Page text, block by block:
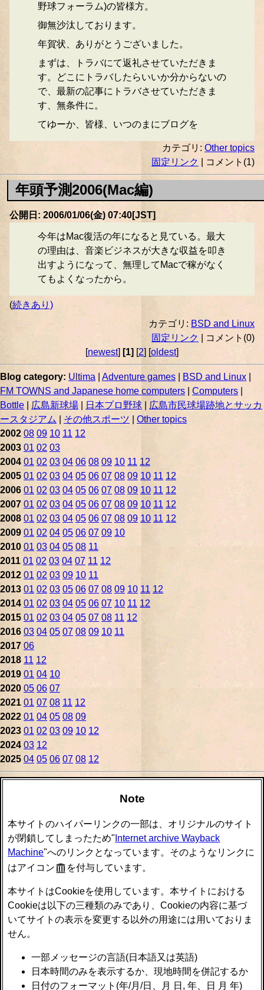
野球フォーラム)の皆様方。
御無沙汰しております。
年賀状、ありがとうございました。
まずは、トラバにて返礼させていただきま
す。どこにトラバしたらいいか分からないの
で、最新の記事にトラバさせていただきま
す、無条件に。
てゆーか、皆様、いつのまにブログを
カテゴリ: Other topics
固定リンク
| コメント(1)
年頭予測2006(Mac編)
公開日: 2006/01/06(金) 07:40[JST]
今年はMac復活の年になると見ている。最大
の理由は、音楽ビジネスが大きな収益を叩き
出すようになって、無理してMacで稼がなく
てもよくなったから。
(続きあり)
カテゴリ: BSD and Linux
固定リンク
| コメント(0)
[newest] [1] [2] [oldest]
Blog category: Ultima Adventure games BSD and Linux
FM TOWNS and Japanese home computers
Computers
Bottle
広島新球場 日本プロ野球
広島市民球場跡地とサッカ
ースタジアム
その他スポーツ
Other topics
2002 08 09 10 11 12
2003 01 02 03
2004 01 02 03 04 06 08 09 10 11 12
2005 01 02 03 04 05 06 07 08 09 10 11 12
2006 01 02 03 04 05 06 07 08 09 10 11 12
2007 01 02 03 04 05 06 07 08 09 10 11 12
2008 01 02 03 04 05 06 07 08 09 10 11 12
2009 01 02 04 05 06 07 09 10
2010 01 03 04 05 08 11
2011 01 02 03 04 07 11 12
2012 01 02 03 09 10 11
2013 01 02 03 05 06 07 08 09 10 11 12
2014 01 02 03 04 05 06 07 10 11 12
2015 01 02 03 04 05 07 08 11 12
2016 03 04 05 07 08 09 10 11
2017 06
2018 11 12
2019 01 04 10
2020 05 06 07
2021 01 07 08 11 12
2022 01 04 05 08 09
2023 01 02 03 09 10 12
2024 03 12
2025 04 05 06 07 08 12
Note
本サイトのハイパーリンクの一部は、オリジナルのサイト
が閉鎖してしまったため" Internet archive Wayback
Machine"へのリンクとなっています。そのようなリンクに
はアイコン
を付与しています。
本サイトはCookieを使用しています。本サイトにおける
Cookieは以下の三種類のみであり、Cookieの内容に基づ
いてサイトの表示を変更する以外の用途には用いておりま
せん。
一部メッセージの言語(日本語又は英語)
日本時間のみを表示するか、現地時間を併記するか
日付のフォーマット(年/月/日、月 日, 年、日 月 年)